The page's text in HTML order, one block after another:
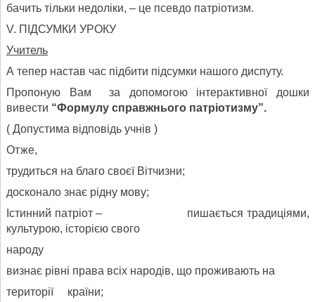
бачить тільки недоліки, – це псевдо патріотизм.
V. ПІДСУМКИ УРОКУ
Учитель
А тепер настав час підбити підсумки нашого диспуту.
Пропоную Вам за допомогою інтерактивної дошки
вивести “Формулу справжнього патріотизму”.
( Допустима відповідь учнів )
Отже,
трудиться на благо своєї Вітчизни;
досконало знає рідну мову;
Істинний патріот – пишається традиціями,
культурою, історією свого
народу
визнає рівні права всіх народів, що проживають на
території країни;